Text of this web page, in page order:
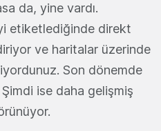
da, yine vardı.
etiketlediğinde direkt
ve haritalar üzerinde
Son dönemde
ise daha gelişmiş